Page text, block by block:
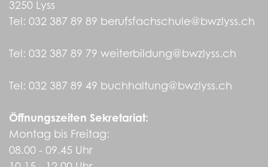
3250 Lyss
Tel: 032 387 89 89 berufsfachschule@bwzlyss.ch
Tel: 032 387 89 79 weiterbildung@bwzlyss.ch
Tel: 032 387 89 49 buchhaltung@bwzlyss.ch
Öffnungszeiten Sekretariat:
Montag bis Freitag:
08.00 - 09.45 Uhr